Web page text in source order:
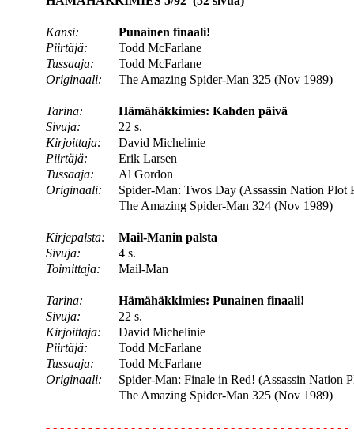
Kansi:
Punainen finaali!
Piirtäjä:
Todd McFarlane
Tussaaja:
Todd McFarlane
Originaali:
The Amazing Spider-Man 325 (Nov 1989)
Tarina:
Hämähäkkimies: Kahden päivä
Sivuja:
22 s.
Kirjoittaja:
David Michelinie
Piirtäjä:
Erik Larsen
Tussaaja:
Al Gordon
Originaali:
Spider-Man: Twos Day (Assassin Nation Plot
The Amazing Spider-Man 324 (Nov 1989)
Kirjepalsta:
Mail-Manin palsta
Sivuja:
4 s.
Toimittaja:
Mail-Man
Tarina:
Hämähäkkimies: Punainen finaali!
Sivuja:
22 s.
Kirjoittaja:
David Michelinie
Piirtäjä:
Todd McFarlane
Tussaaja:
Todd McFarlane
Originaali:
Spider-Man: Finale in Red! (Assassin Nation
The Amazing Spider-Man 325 (Nov 1989)
- - - - - - - - - - - - - - - - - - - - - - - - - - - - - - - - - - - - - - - - - - -